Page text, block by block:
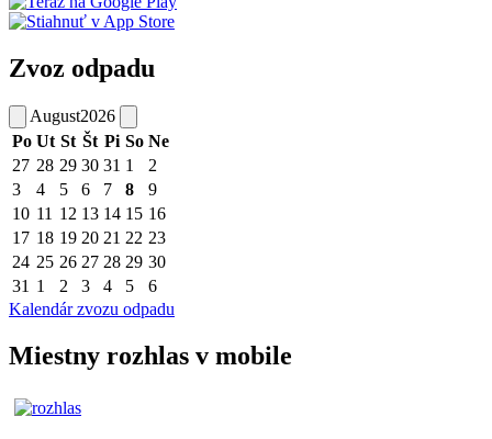
Zvoz odpadu
August2026
Po Ut St Št Pi So Ne
27 28 29 30 31 1
2
3
4 5 6 7 8
9
10 11 12 13 14 15 16
17 18 19 20 21 22 23
24 25 26 27 28 29 30
31 1 2 3 4 5
6
Kalendár zvozu odpadu
Miestny rozhlas v mobile